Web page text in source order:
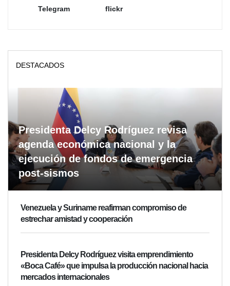
Telegram flickr
DESTACADOS
Presidenta Delcy Rodríguez revisa
agenda económica nacional y la
ejecución de fondos de emergencia
post-sismos
Venezuela y Suriname reafirman compromiso de
estrechar amistad y cooperación
Presidenta Delcy Rodríguez visita emprendimiento
«Boca Café» que impulsa la producción nacional hacia
mercados internacionales